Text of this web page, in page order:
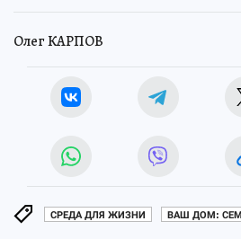
Олег КАРПОВ
СРЕДА ДЛЯ ЖИЗНИ ВАШ ДОМ: